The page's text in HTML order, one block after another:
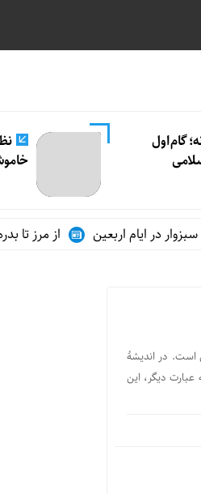
گام اول
در ایام اربعین از مرز تا بدره؛
است. در اندیشۀ
دیگر، این